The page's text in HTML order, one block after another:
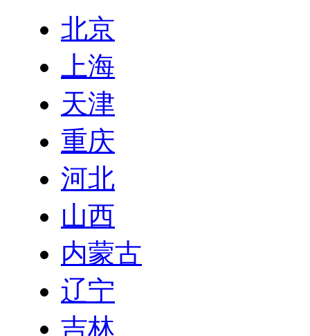
北京
上海
天津
重庆
河北
山西
内蒙古
辽宁
吉林